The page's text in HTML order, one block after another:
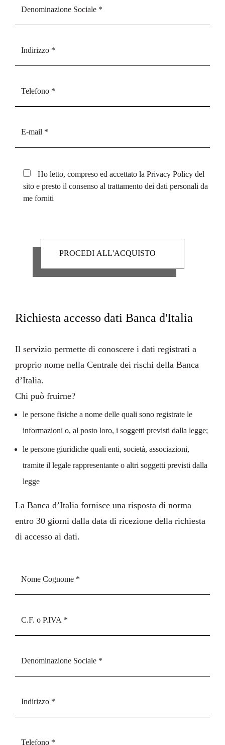
Ho letto, compreso ed accettato la Privacy Policy del
sito e presto il consenso al trattamento dei dati personali da
me forniti
Richiesta accesso dati Banca d'Italia
Il servizio permette di conoscere i dati registrati a
proprio nome nella Centrale dei rischi della Banca
d’Italia.
Chi può fruirne?
le persone fisiche a nome delle quali sono registrate le
informazioni o, al posto loro, i soggetti previsti dalla legge;
le persone giuridiche quali enti, società, associazioni,
tramite il legale rappresentante o altri soggetti previsti dalla
legge
La Banca d’Italia fornisce una risposta di norma
entro 30 giorni dalla data di ricezione della richiesta
di accesso ai dati.